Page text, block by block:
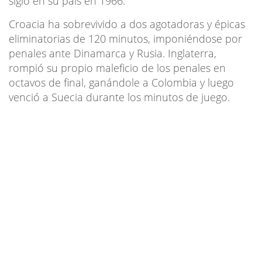
Croacia ha sobrevivido a dos agotadoras y épicas
eliminatorias de 120 minutos, imponiéndose por
penales ante Dinamarca y Rusia. Inglaterra,
rompió su propio maleficio de los penales en
octavos de final, ganándole a Colombia y luego
venció a Suecia durante los minutos de juego.